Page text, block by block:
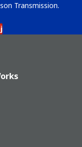
Transmission.